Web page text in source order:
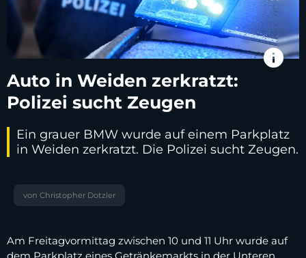
info
Auto in Weiden zerkratzt:
Polizei sucht Zeugen
Ein grauer BMW wurde auf einem Parkplatz
in Weiden zerkratzt. Die Polizei sucht Zeugen.
von Christopher Dotzler
Am Freitagvormittag zwischen 10 und 11 Uhr wurde auf